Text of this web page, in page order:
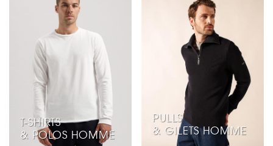
T-SHIRTS
& POLOS HOMME
PULLS
& GILETS HOMME